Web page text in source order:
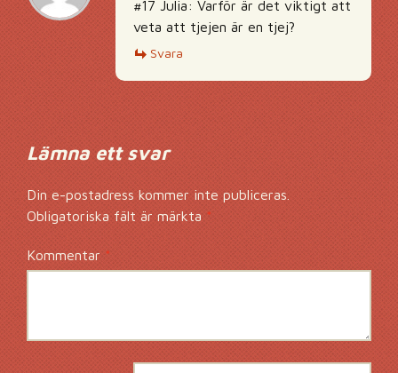
#17 Julia: Varför är det viktigt att
veta att tjejen är en tjej?
Svara
Lämna ett svar
Din e-postadress kommer inte publiceras.
Obligatoriska fält är märkta*
Kommentar*